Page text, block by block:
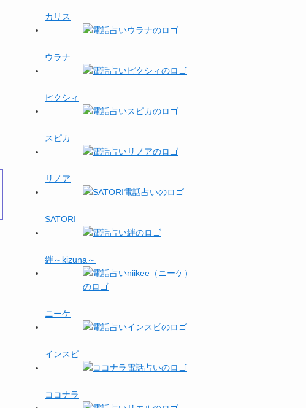
カリス
ウラナ
ピクシィ
スピカ
リノア
SATORI
絆～kizuna～
ニーケ
インスピ
ココナラ